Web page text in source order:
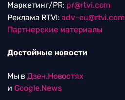
Маркетинг/PR: pr@rtvi.com
Реклама RTVI: adv-eu@rtvi.com
Партнерские материалы
Достойные новости
Мы в Дзен.Новостях
и Google.News